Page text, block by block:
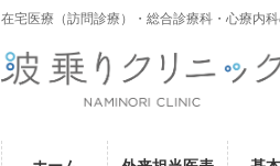
在宅医療（訪問診療）・総合診療科・心療内科